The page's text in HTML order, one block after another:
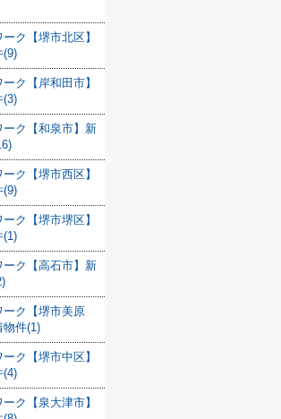
ク【堺市北区】
(9)
ク【岸和田市】
(3)
ーク【和泉市】新
ク【堺市西区】
(9)
ク【堺市堺区】
(1)
ーク【高石市】新
ーク【堺市美原
物件(1)
ク【堺市中区】
(4)
ク【泉大津市】